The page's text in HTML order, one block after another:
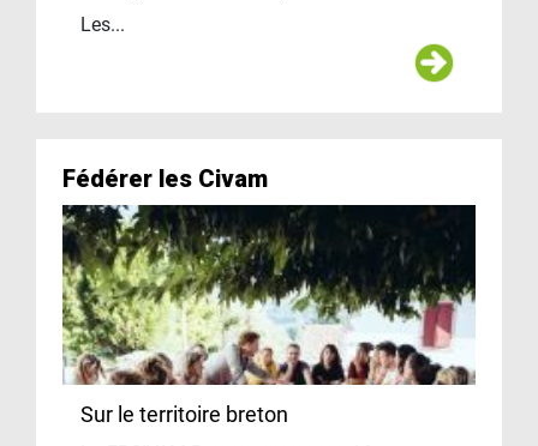
Les...
Fédérer les Civam
Sur le territoire breton